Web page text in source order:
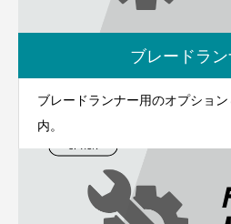
ブレードラ
ブレードランナー用のオプショ
内。